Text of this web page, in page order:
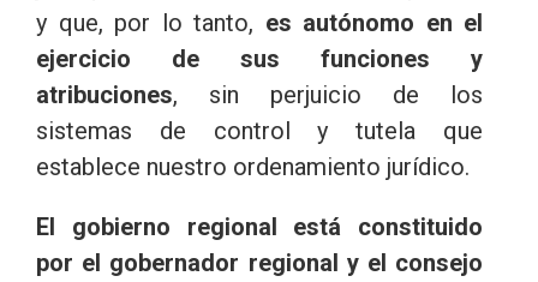
y que, por lo tanto, es autónomo en el
ejercicio de sus funciones y
atribuciones, sin perjuicio de los
sistemas de control y tutela que
establece nuestro ordenamiento jurídico.
El gobierno regional está constituido
por el gobernador regional y el consejo